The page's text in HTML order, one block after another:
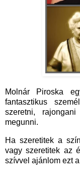
Molnár Piroska
fantasztikus
szeretni,
megunni.
Ha szeretitek a
vagy szeretitek az
szívvel ajánlom ezt